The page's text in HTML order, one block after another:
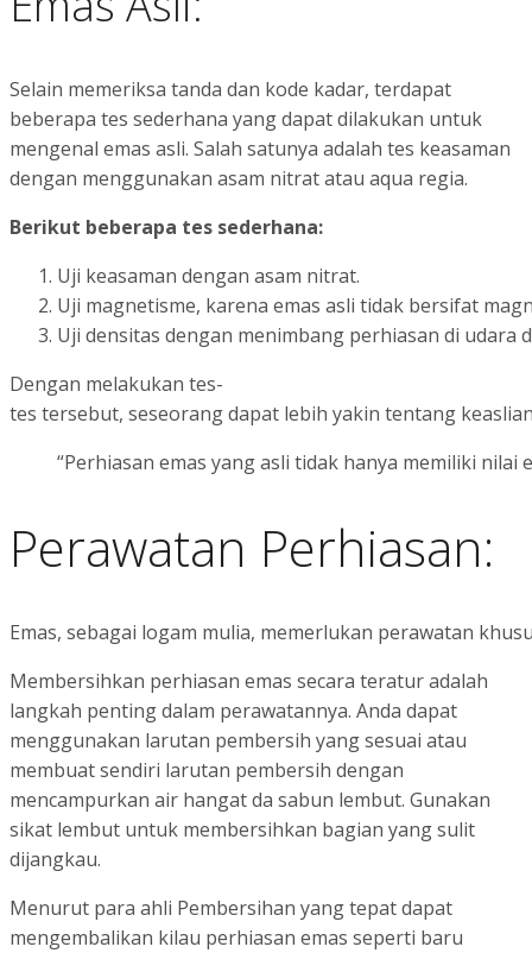
Selain memeriksa tanda dan kode kadar, terdapat
beberapa tes sederhana yang dapat dilakukan untuk
mengenal emas asli. Salah satunya adalah tes keasaman
dengan menggunakan asam nitrat atau aqua regia.
Berikut beberapa tes sederhana:
Uji keasaman dengan asam nitrat.
Uji magnetisme, karena emas asli tidak bersifat
Uji densitas dengan menimbang perhiasan di udara
Dengan melakukan tes-
tes tersebut, seseorang dapat lebih yakin tentang
“Perhiasan emas yang asli tidak hanya memiliki
Perawatan Perhiasan:
Emas, sebagai logam mulia, memerlukan perawatan
Membersihkan perhiasan emas secara teratur adalah
langkah penting dalam perawatannya. Anda dapat
menggunakan larutan pembersih yang sesuai atau
membuat sendiri larutan pembersih dengan
mencampurkan air hangat da sabun lembut. Gunakan
sikat lembut untuk membersihkan bagian yang sulit
dijangkau.
Menurut para ahli Pembersihan yang tepat dapat
mengembalikan kilau perhiasan emas seperti baru